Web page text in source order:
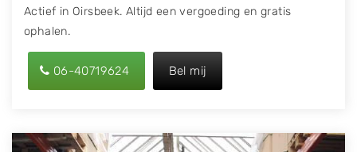
Actief in Oirsbeek. Altijd een vergoeding en gratis
ophalen.
06-40719624 Bel mij